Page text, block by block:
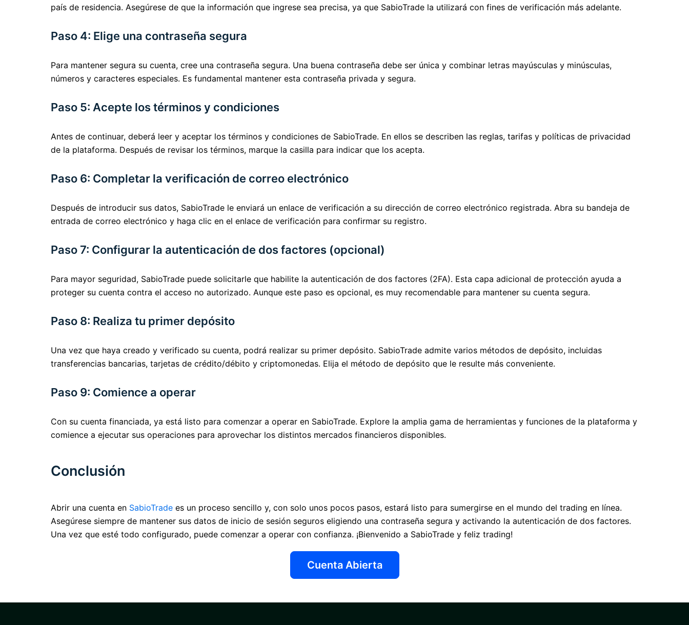
país de residencia. Asegúrese de que la información que ingrese sea precisa, ya que SabioTrade la utilizará con fines de verificación más adelante.
Paso 4: Elige una contraseña segura
Para mantener segura su cuenta, cree una contraseña segura. Una buena contraseña debe ser única y combinar letras mayúsculas y minúsculas,
números y caracteres especiales. Es fundamental mantener esta contraseña privada y segura.
Paso 5: Acepte los términos y condiciones
Antes de continuar, deberá leer y aceptar los términos y condiciones de SabioTrade. En ellos se describen las reglas, tarifas y políticas de privacidad
de la plataforma. Después de revisar los términos, marque la casilla para indicar que los acepta.
Paso 6: Completar la verificación de correo electrónico
Después de introducir sus datos, SabioTrade le enviará un enlace de verificación a su dirección de correo electrónico registrada. Abra su bandeja de
entrada de correo electrónico y haga clic en el enlace de verificación para confirmar su registro.
Paso 7: Configurar la autenticación de dos factores (opcional)
Para mayor seguridad, SabioTrade puede solicitarle que habilite la autenticación de dos factores (2FA). Esta capa adicional de protección ayuda a
proteger su cuenta contra el acceso no autorizado. Aunque este paso es opcional, es muy recomendable para mantener su cuenta segura.
Paso 8: Realiza tu primer depósito
Una vez que haya creado y verificado su cuenta, podrá realizar su primer depósito. SabioTrade admite varios métodos de depósito, incluidas
transferencias bancarias, tarjetas de crédito/débito y criptomonedas. Elija el método de depósito que le resulte más conveniente.
Paso 9: Comience a operar
Con su cuenta financiada, ya está listo para comenzar a operar en SabioTrade. Explore la amplia gama de herramientas y funciones de la plataforma y
comience a ejecutar sus operaciones para aprovechar los distintos mercados financieros disponibles.
Conclusión
Abrir una cuenta en SabioTrade es un proceso sencillo y, con solo unos pocos pasos, estará listo para sumergirse en el mundo del trading en línea.
Asegúrese siempre de mantener sus datos de inicio de sesión seguros eligiendo una contraseña segura y activando la autenticación de dos factores.
Una vez que esté todo configurado, puede comenzar a operar con confianza. ¡Bienvenido a SabioTrade y feliz trading!
Cuenta Abierta